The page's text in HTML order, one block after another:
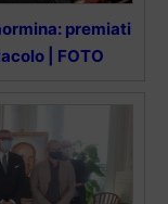
premiati
| FOTO